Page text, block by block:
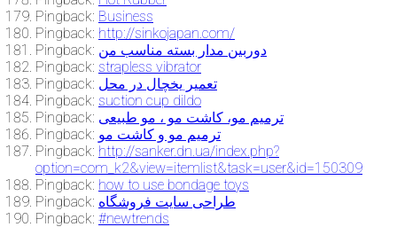
Pingback: Business
Pingback: http://sinkojapan.com/
Pingback: دوربین مدار بسته مناسب من
Pingback: strapless vibrator
Pingback: تعمیر یخچال در محل
Pingback: suction cup dildo
Pingback: ترمیم مو، کاشت مو ، مو طبیعی
Pingback: ترمیم مو و کاشت مو
Pingback: http://sanker.dn.ua/index.php?
option=com_k2&view=itemlist&task=user&id=150309
Pingback: how to use bondage toys
Pingback: طراحی سایت فروشگاه
Pingback: #newtrends